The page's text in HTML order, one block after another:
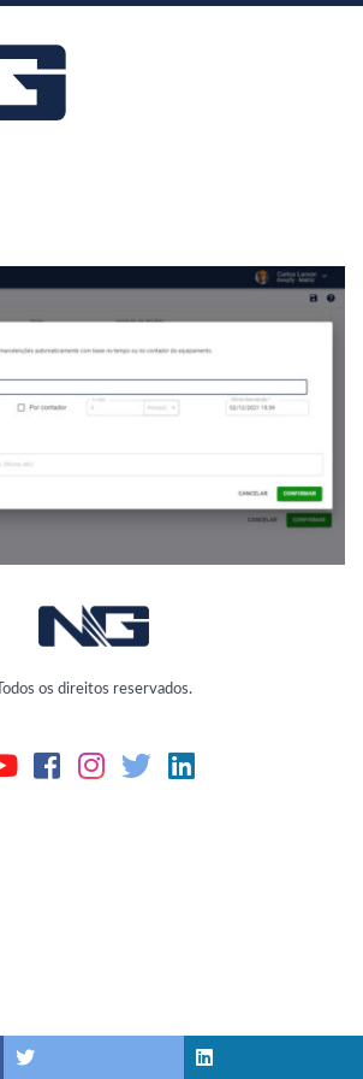
Todos os direitos reservados.